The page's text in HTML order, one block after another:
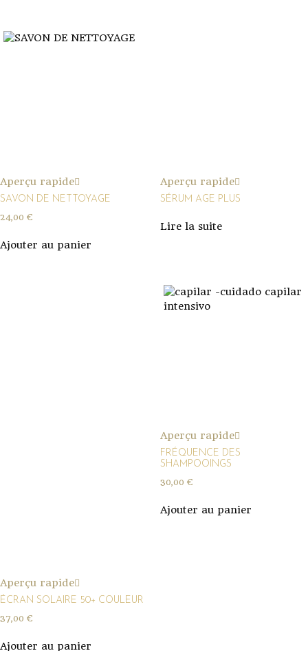
Aperçu rapide
SAVON DE NETTOYAGE
24,00 €
Ajouter au panier
Aperçu rapide
SÉRUM AGE PLUS
Lire la suite
Aperçu rapide
ÉCRAN SOLAIRE 50+ COULEUR
37,00 €
Ajouter au panier
Aperçu rapide
FRÉQUENCE DES
SHAMPOOINGS
30,00 €
Ajouter au panier